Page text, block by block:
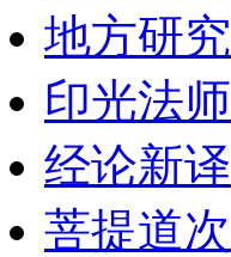
地方研究
印光法师
经论新译
菩提道次